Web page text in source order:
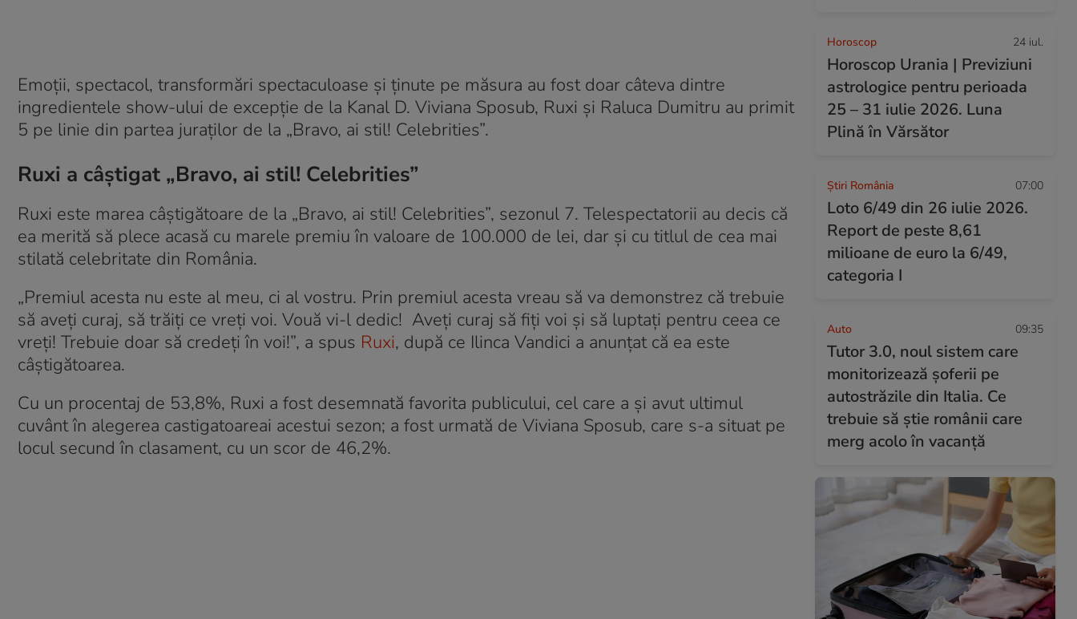
Emoții, spectacol, transformări spectaculoase și ținute pe măsura au fost doar câteva dintre
ingredientele show-ului de excepție de la Kanal D. Viviana Sposub, Ruxi și Raluca Dumitru au primit
5 pe linie din partea juraților de la „Bravo, ai stil! Celebrities”.
Ruxi a câștigat „Bravo, ai stil! Celebrities”
Ruxi este marea câștigătoare de la „Bravo, ai stil! Celebrities”, sezonul 7. Telespectatorii au decis că
ea merită să plece acasă cu marele premiu în valoare de 100.000 de lei, dar și cu titlul de cea mai
stilată celebritate din România.
„Premiul acesta nu este al meu, ci al vostru. Prin premiul acesta vreau să va demonstrez că trebuie
să aveți curaj, să trăiți ce vreți voi. Vouă vi-l dedic! Aveți curaj să fiți voi și să luptați pentru ceea ce
vreți! Trebuie doar să credeți în voi!”, a spus Ruxi, după ce Ilinca Vandici a anunțat că ea este
câștigătoarea.
Cu un procentaj de 53,8%, Ruxi a fost desemnată favorita publicului, cel care a și avut ultimul
cuvânt în alegerea castigatoareai acestui sezon; a fost urmată de Viviana Sposub, care s-a situat pe
locul secund în clasament, cu un scor de 46,2%.
Horoscop 24 iul.
Horoscop Urania | Previziuni
astrologice pentru perioada
25 – 31 iulie 2026. Luna
Plină în Vărsător
Știri România 07:00
Loto 6/49 din 26 iulie 2026.
Report de peste 8,61
milioane de euro la 6/49,
categoria I
Auto 09:35
Tutor 3.0, noul sistem care
monitorizează șoferii pe
autostrăzile din Italia. Ce
trebuie să știe românii care
merg acolo în vacanță